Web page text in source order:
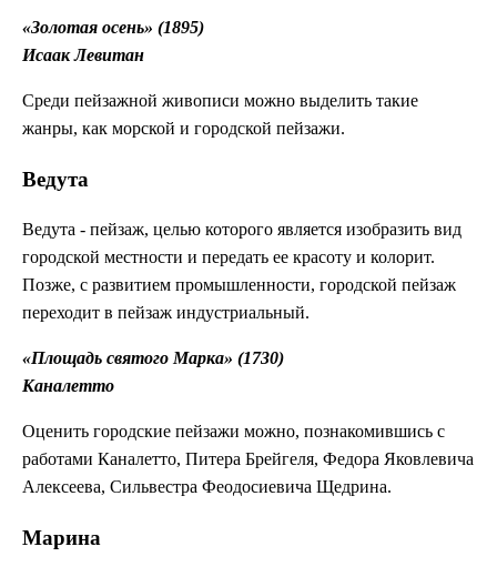
«Золотая осень» (1895)
Исаак Левитан
Среди пейзажной живописи можно выделить такие
жанры, как морской и городской пейзажи.
Ведута
Ведута - пейзаж, целью которого является изобразить вид
городской местности и передать ее красоту и колорит.
Позже, с развитием промышленности, городской пейзаж
переходит в пейзаж индустриальный.
«Площадь святого Марка» (1730)
Каналетто
Оценить городские пейзажи можно, познакомившись с
работами Каналетто, Питера Брейгеля, Федора Яковлевича
Алексеева, Сильвестра Феодосиевича Щедрина.
Марина